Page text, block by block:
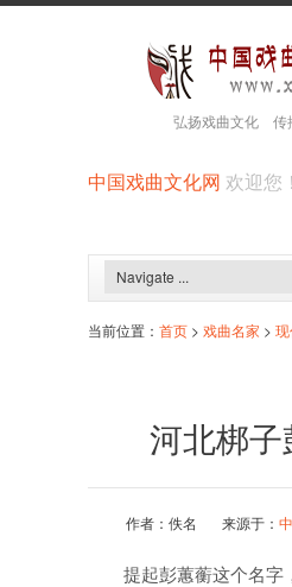
弘扬戏曲文化 传
中国戏曲文化网 欢迎您！
当前位置： 首页 > 戏曲名家 >
河北梆
作者：佚名 来源于：
提起彭蕙蘅这个名字